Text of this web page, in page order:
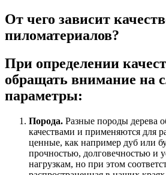
От чего зависит
пиломатериалов?
При определении
обращать внимание на
параметры:
Порода. Разные породы дерева
качествами и применяются для
ценные, как например дуб или
прочностью, долговечностью и
нагрузкам, но при этом